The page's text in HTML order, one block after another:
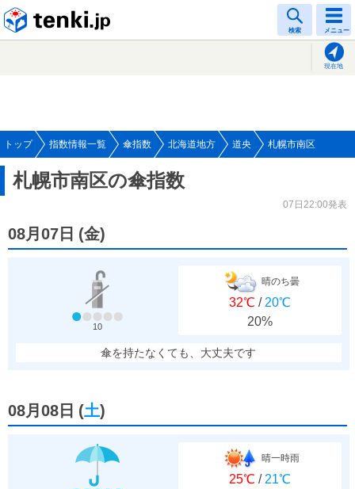
検索 メニュー
現在地
トップ 指数情報一覧 傘指数 北海道地方 道央 札幌市南区
札幌市南区の傘指数
07日22:00発表
08月07日 (金)
10
晴のち曇
32℃ / 20℃
20%
傘を持たなくても、大丈夫です
08月08日 (土)
晴一時雨
25℃ / 21℃